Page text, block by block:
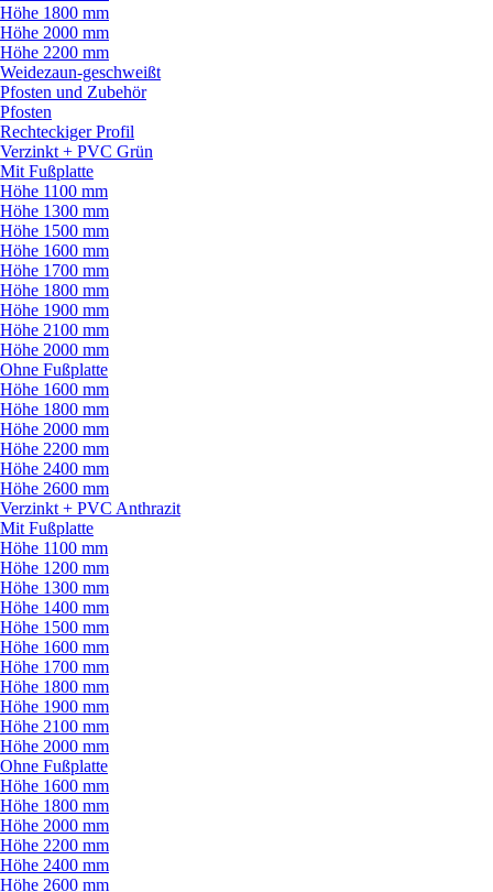
Höhe 1800 mm
Höhe 2000 mm
Höhe 2200 mm
Weidezaun-geschweißt
Pfosten und Zubehör
Pfosten
Rechteckiger Profil
Verzinkt + PVC Grün
Mit Fußplatte
Höhe 1100 mm
Höhe 1300 mm
Höhe 1500 mm
Höhe 1600 mm
Höhe 1700 mm
Höhe 1800 mm
Höhe 1900 mm
Höhe 2100 mm
Höhe 2000 mm
Ohne Fußplatte
Höhe 1600 mm
Höhe 1800 mm
Höhe 2000 mm
Höhe 2200 mm
Höhe 2400 mm
Höhe 2600 mm
Verzinkt + PVC Anthrazit
Mit Fußplatte
Höhe 1100 mm
Höhe 1200 mm
Höhe 1300 mm
Höhe 1400 mm
Höhe 1500 mm
Höhe 1600 mm
Höhe 1700 mm
Höhe 1800 mm
Höhe 1900 mm
Höhe 2100 mm
Höhe 2000 mm
Ohne Fußplatte
Höhe 1600 mm
Höhe 1800 mm
Höhe 2000 mm
Höhe 2200 mm
Höhe 2400 mm
Höhe 2600 mm